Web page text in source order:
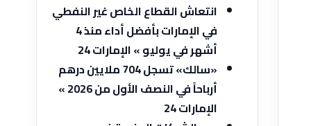
انتعاش القطاع الخاص غير النفطي
في الإمارات بأفضل أداء منذ 4
أشهر في يوليو » الإمارات 24
«سالك» تسجل 704 ملايين درهم
أرباحاً في النصف الأول من 2026 »
الإمارات 24